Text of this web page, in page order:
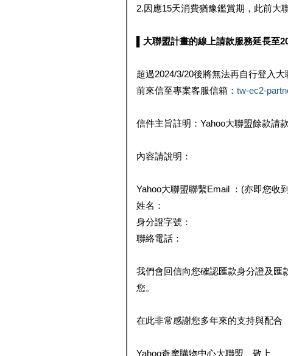
2.因應15天消費猶豫鑑賞期，此前大
▌大聯盟計畫的線上請款服務延長至
超過2024/3/20後將無法再自行登入
前來信至專案客服信箱： tw-ec2-
信件主旨註明：Yahoo大聯盟餘款請
內容請說明：
Yahoo大聯盟聯繫Email ：(亦即您收
姓名：
身分證字號：
聯絡電話：
我們會回信向您確認匯款身分證及匯
您。
在此非常感謝您多年來的支持與配合
Yahoo奇摩購物中心大聯盟 敬上